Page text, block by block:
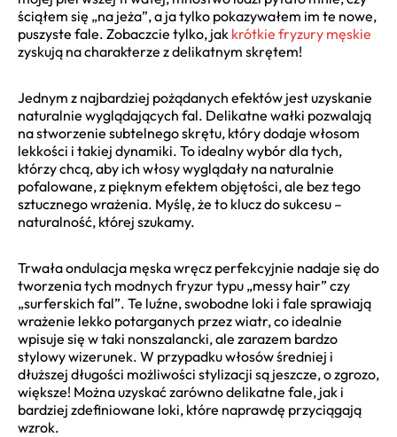
ściąłem się „na jeża”, a ja tylko pokazywałem im te nowe,
puszyste fale. Zobaczcie tylko, jak krótkie fryzury męskie
zyskują na charakterze z delikatnym skrętem!
Jednym z najbardziej pożądanych efektów jest uzyskanie
naturalnie wyglądających fal. Delikatne wałki pozwalają
na stworzenie subtelnego skrętu, który dodaje włosom
lekkości i takiej dynamiki. To idealny wybór dla tych,
którzy chcą, aby ich włosy wyglądały na naturalnie
pofalowane, z pięknym efektem objętości, ale bez tego
sztucznego wrażenia. Myślę, że to klucz do sukcesu –
naturalność, której szukamy.
Trwała ondulacja męska wręcz perfekcyjnie nadaje się do
tworzenia tych modnych fryzur typu „messy hair” czy
„surferskich fal”. Te luźne, swobodne loki i fale sprawiają
wrażenie lekko potarganych przez wiatr, co idealnie
wpisuje się w taki nonszalancki, ale zarazem bardzo
stylowy wizerunek. W przypadku włosów średniej i
dłuższej długości możliwości stylizacji są jeszcze, o zgrozo,
większe! Można uzyskać zarówno delikatne fale, jak i
bardziej zdefiniowane loki, które naprawdę przyciągają
wzrok.